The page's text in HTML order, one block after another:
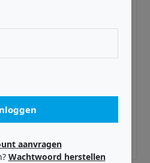
aanvragen
Wachtwoord herstellen